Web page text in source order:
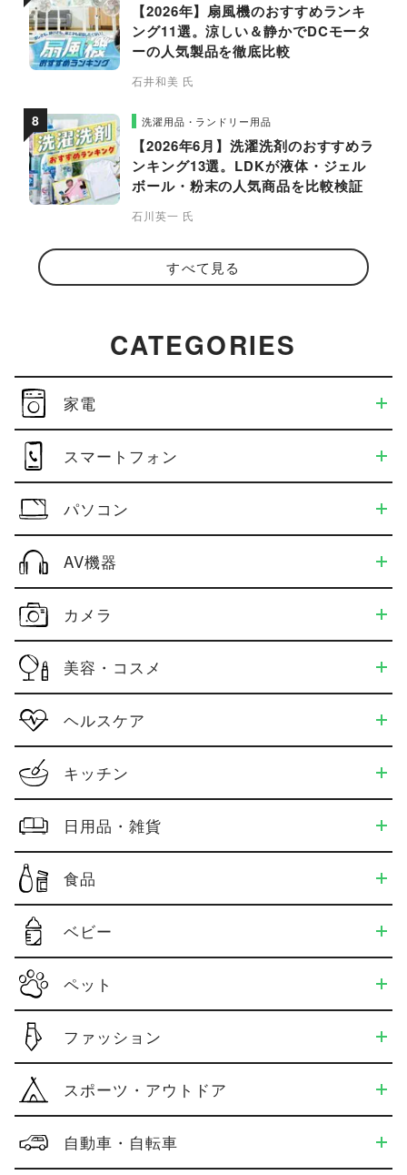
【2026年】扇風機のおすすめランキ
ング11選。涼しい＆静かでDCモータ
ーの人気製品を徹底比較
石井和美 氏
洗濯用品・ランドリー用品
【2026年6月】洗濯洗剤のおすすめラ
ンキング13選。LDKが液体・ジェル
ボール・粉末の人気商品を比較検証
石川英一 氏
すべて見る
CATEGORIES
家電
スマートフォン
パソコン
AV機器
カメラ
美容・コスメ
ヘルスケア
キッチン
日用品・雑貨
食品
ベビー
ペット
ファッション
スポーツ・アウトドア
自動車・自転車